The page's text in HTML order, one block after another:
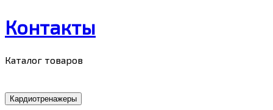
Контакты
Каталог товаров
Кардиотренажеры